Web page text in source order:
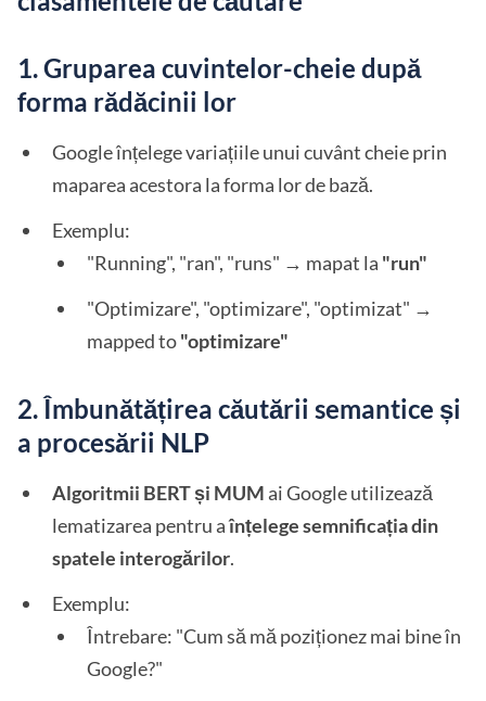
1. Gruparea cuvintelor-cheie după
forma rădăcinii lor
Google înțelege variațiile unui cuvânt cheie prin
maparea acestora la forma lor de bază.
Exemplu:
"Running", "ran", "runs" → mapat la "run"
"Optimizare", "optimizare", "optimizat" →
mapped to"optimizare"
2. Îmbunătățirea căutării semantice și
a procesării NLP
Algoritmii BERT și MUM ai Google utilizează
lematizarea pentru aînțelege semnificația din
spatele interogărilor.
Exemplu:
Întrebare: "Cum să mă poziționez mai bine în
Google?"